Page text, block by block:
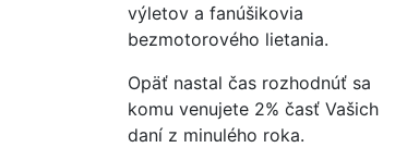
výletov a fanúšikovia
bezmotorového lietania.
Opäť nastal čas rozhodnúť sa
komu venujete 2% časť Vašich
daní z minulého roka.